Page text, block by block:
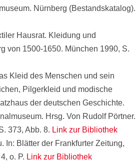
Nürnberg (Bestandskatalog).
Hausrat. Kleidung und
von 1500-1650. München 1990, S.
Kleid des Menschen und sein
Pilgerkleid und modische
der deutschen Geschichte.
Hrsg. Von Rudolf Pörtner.
373, Abb. 8. Link zur Bibliothek
In: Blätter der Frankfurter Zeitung,
o. P. Link zur Bibliothek